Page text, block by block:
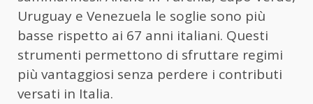
Uruguay e Venezuela le soglie sono più
basse rispetto ai 67 anni italiani. Questi
strumenti permettono di sfruttare regimi
più vantaggiosi senza perdere i contributi
versati in Italia.